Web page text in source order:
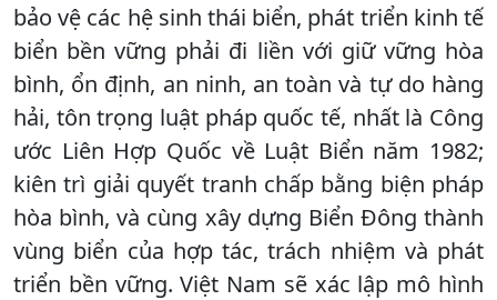
bảo vệ các hệ sinh thái biển, phát triển kinh tế
biển bền vững phải đi liền với giữ vững hòa
bình, ổn định, an ninh, an toàn và tự do hàng
hải, tôn trọng luật pháp quốc tế, nhất là Công
ước Liên Hợp Quốc về Luật Biển năm 1982;
kiên trì giải quyết tranh chấp bằng biện pháp
hòa bình, và cùng xây dựng Biển Đông thành
vùng biển của hợp tác, trách nhiệm và phát
triển bền vững. Việt Nam sẽ xác lập mô hình